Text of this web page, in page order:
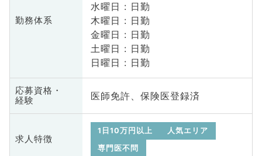
勤務体系
水曜日 : 日勤
木曜日 : 日勤
金曜日 : 日勤
土曜日 : 日勤
日曜日 : 日勤
応募資格・
経験
医師免許、保険医登録済
求人特徴
1日10万円以上
人気エリア
専門医不問